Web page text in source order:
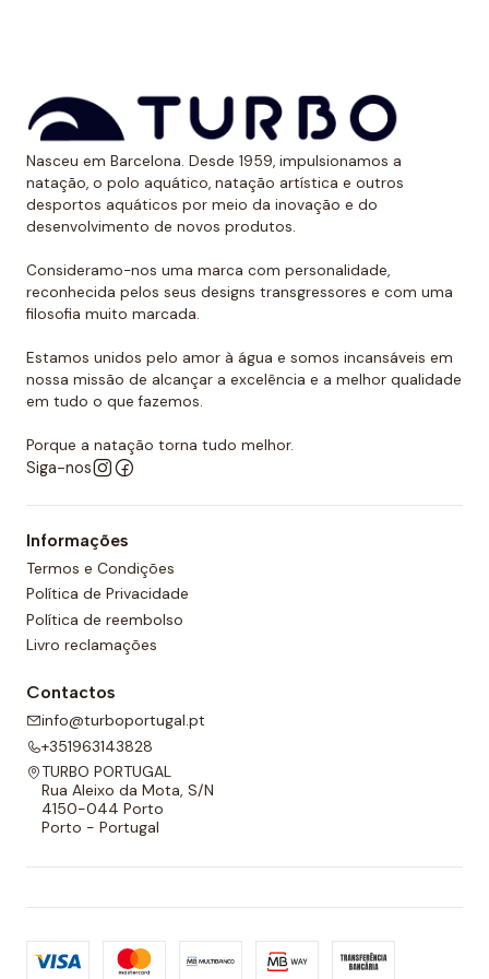
muito tempo sem sofrer desgaste.
Uso recomendado de calção para
polo aquático
Da Turbo recomendamos usar o calção para praticar
polo aquático ou treinar natação. Como se encaixa
perfeitamente no corpo, dificulta que o jogador de
polo aquático seja agarrado pelos rivais, algo de vital
importância. Além disso, nossos calções não arrastam
água durante o movimento, melhorando a mobilidade
do homem que os usa. É por isso que eles podem ser
usados sem qualquer problema para natação ou
desportos aquáticos semelhantes.
Além disso, todos os calções de polo aquático têm
um forro completo na frente e nas costas e um
cordão ajustável para melhor adaptabilidade.
Nasceu em Barcelona. Desde 1959, impulsionamos a
natação, o polo aquático, natação artística e outros
desportos aquáticos por meio da inovação e do
desenvolvimento de novos produtos.
Consideramo-nos uma marca com personalidade,
reconhecida pelos seus designs transgressores e com uma
filosofia muito marcada.
Estamos unidos pelo amor à água e somos incansáveis em
nossa missão de alcançar a excelência e a melhor qualidade
em tudo o que fazemos.
Porque a natação torna tudo melhor.
Siga-nos
Informações
Termos e Condições
Política de Privacidade
Política de reembolso
Livro reclamações
Contactos
info@turboportugal.pt
+351963143828
TURBO PORTUGAL
Rua Aleixo da Mota, S/N
4150-044 Porto
Porto - Portugal